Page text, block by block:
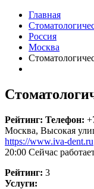
Главная
Россия
Москва
Рейтинг: Телефон:
Москва, Высокая
https://www.iva-dent.ru
20:00 Сейчас
Рейтинг: 3
Услуги: